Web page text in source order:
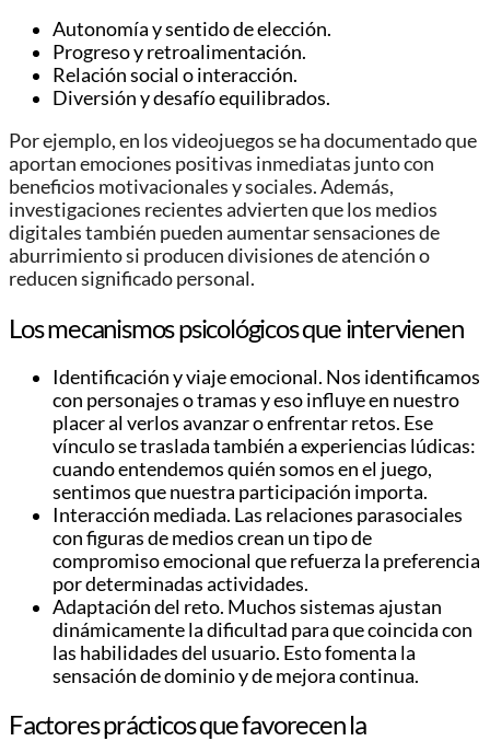
Autonomía y sentido de elección.
Progreso y retroalimentación.
Relación social o interacción.
Diversión y desafío equilibrados.
Por ejemplo, en los videojuegos se ha documentado que
aportan emociones positivas inmediatas junto con
beneficios motivacionales y sociales. Además,
investigaciones recientes advierten que los medios
digitales también pueden aumentar sensaciones de
aburrimiento si producen divisiones de atención o
reducen significado personal.
Los mecanismos psicológicos que intervienen
Identificación y viaje emocional. Nos identificamos
con personajes o tramas y eso influye en nuestro
placer al verlos avanzar o enfrentar retos. Ese
vínculo se traslada también a experiencias lúdicas:
cuando entendemos quién somos en el juego,
sentimos que nuestra participación importa.
Interacción mediada. Las relaciones parasociales
con figuras de medios crean un tipo de
compromiso emocional que refuerza la preferencia
por determinadas actividades.
Adaptación del reto. Muchos sistemas ajustan
dinámicamente la dificultad para que coincida con
las habilidades del usuario. Esto fomenta la
sensación de dominio y de mejora continua.
Factores prácticos que favorecen la